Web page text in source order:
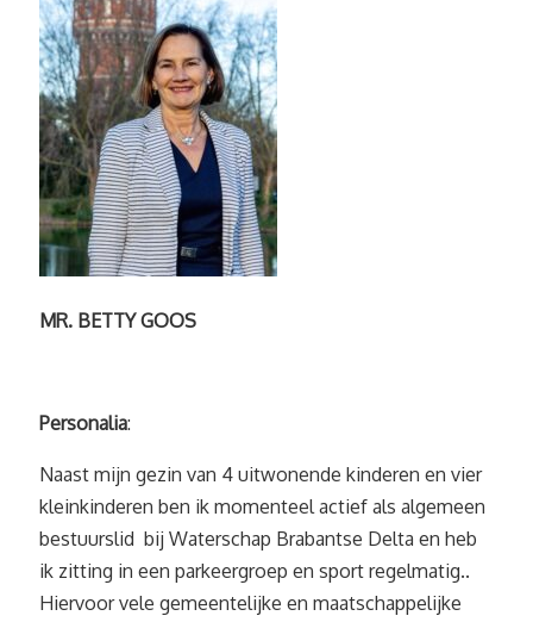
MR. BETTY GOOS
Personalia:
Naast mijn gezin van 4 uitwonende kinderen en vier
kleinkinderen ben ik momenteel actief als algemeen
bestuurslid bij Waterschap Brabantse Delta en heb
ik zitting in een parkeergroep en sport regelmatig..
Hiervoor vele gemeentelijke en maatschappelijke